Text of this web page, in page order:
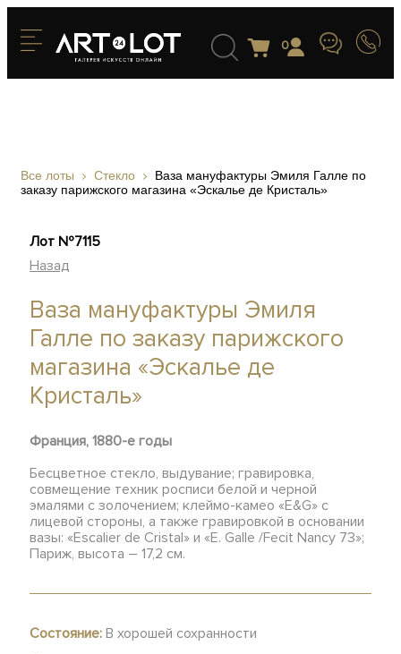
0
Все лоты Стекло
Ваза мануфактуры Эмиля Галле по
заказу парижского магазина «Эскалье де Кристаль»
Лот №7115
Назад
Ваза мануфактуры Эмиля
Галле по заказу парижского
магазина «Эскалье де
Кристаль»
Франция, 1880-е годы
Бесцветное стекло, выдувание; гравировка,
совмещение техник росписи белой и черной
эмалями с золочением; клеймо-камео «E&G» с
лицевой стороны, а также гравировкой в основании
вазы: «Escalier de Cristal» и «E. Galle /Fecit Nancy 73»;
Париж, высота – 17,2 см.
Состояние: В хорошей сохранности